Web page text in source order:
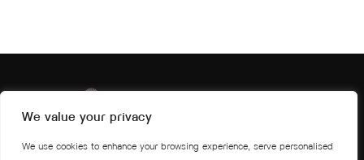
We value your privacy
We use cookies to enhance your browsing experience, serve personalised